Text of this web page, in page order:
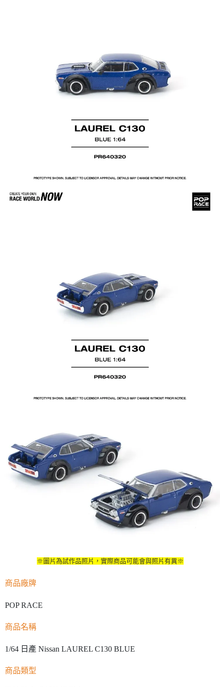
※圖片為試作品照片，實際商品可能會與照片有異※
商品廠牌
POP RACE
商品名稱
1/64 日產 Nissan LAUREL C130 BLUE
商品類型